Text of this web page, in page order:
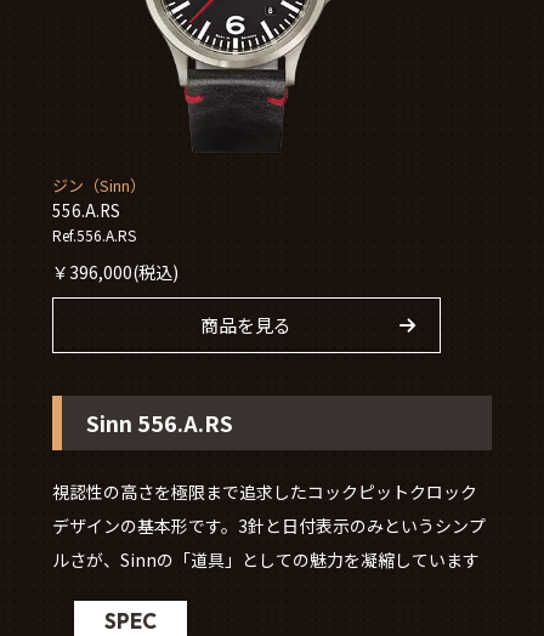
ジン（Sinn）
556.A.RS
Ref.556.A.RS
￥396,000(税込)
商品を見る
Sinn 556.A.RS
視認性の高さを極限まで追求したコックピットクロック
デザインの基本形です。3針と日付表示のみというシンプ
ルさが、Sinnの「道具」としての魅力を凝縮しています
SPEC